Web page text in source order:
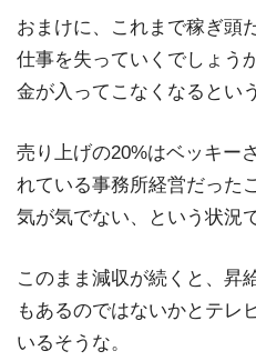
おまけに、これまで稼ぎ頭
仕事を失っていくでしょう
金が入ってこなくなるとい
売り上げの20%はベッキー
れている事務所経営だった
気が気でない、という状況
このまま減収が続くと、昇
もあるのではないかとテレ
いるそうな。